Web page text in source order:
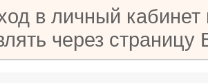
в личный
через страницу